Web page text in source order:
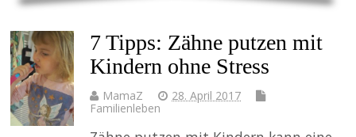
7 Tipps: Zähne putzen mit
Kindern ohne Stress
MamaZ
28. April 2017
Familienleben